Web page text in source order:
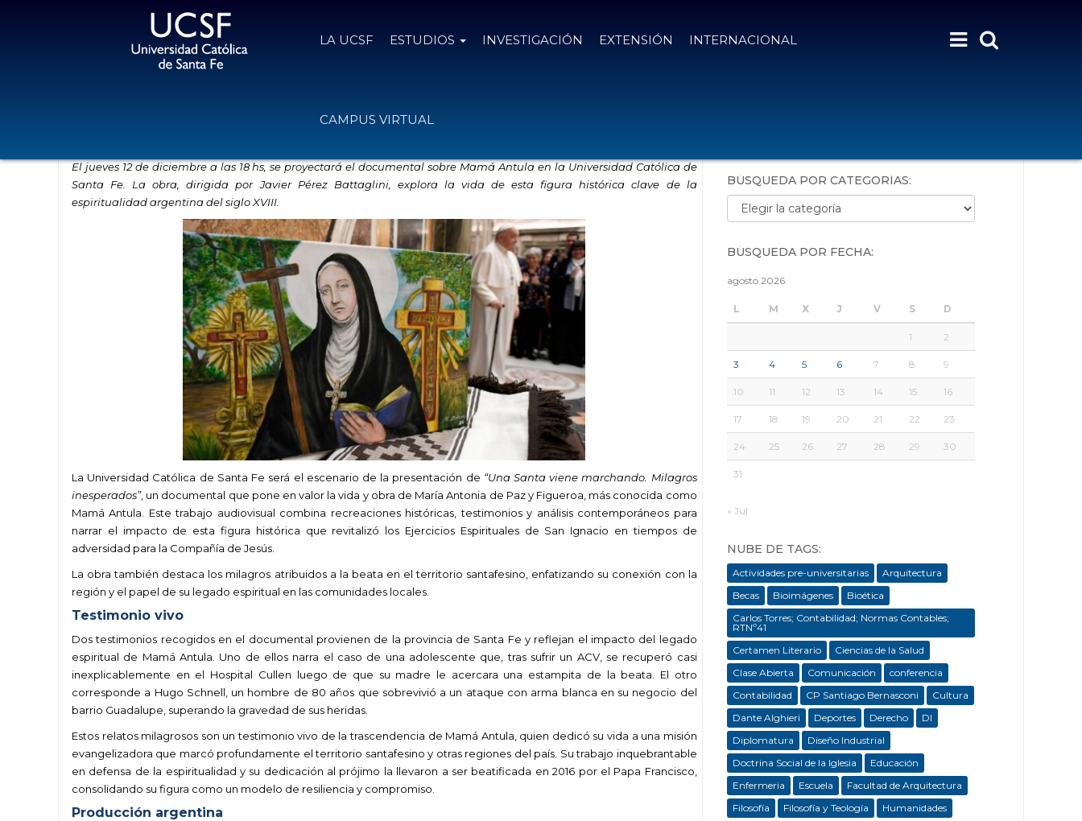
LA UCSF ESTUDIOS INVESTIGACIÓN EXTENSIÓN INTERNACIONAL
CAMPUS VIRTUAL
El jueves 12 de diciembre a las 18 hs, se proyectará el documental sobre Mamá Antula en la Universidad Católica de
Santa Fe. La obra, dirigida por Javier Pérez Battaglini, explora la vida de esta figura histórica clave de la
espiritualidad argentina del siglo XVIII.
La Universidad Católica de Santa Fe será el escenario de la presentación de “Una Santa viene marchando. Milagros
inesperados”, un documental que pone en valor la vida y obra de María Antonia de Paz y Figueroa, más conocida como
Mamá Antula. Este trabajo audiovisual combina recreaciones históricas, testimonios y análisis contemporáneos para
narrar el impacto de esta figura histórica que revitalizó los Ejercicios Espirituales de San Ignacio en tiempos de
adversidad para la Compañía de Jesús.
La obra también destaca los milagros atribuidos a la beata en el territorio santafesino, enfatizando su conexión con la
región y el papel de su legado espiritual en las comunidades locales.
Testimonio vivo
Dos testimonios recogidos en el documental provienen de la provincia de Santa Fe y reflejan el impacto del legado
espiritual de Mamá Antula. Uno de ellos narra el caso de una adolescente que, tras sufrir un ACV, se recuperó casi
inexplicablemente en el Hospital Cullen luego de que su madre le acercara una estampita de la beata. El otro
corresponde a Hugo Schnell, un hombre de 80 años que sobrevivió a un ataque con arma blanca en su negocio del
barrio Guadalupe, superando la gravedad de sus heridas.
Estos relatos milagrosos son un testimonio vivo de la trascendencia de Mamá Antula, quien dedicó su vida a una misión
evangelizadora que marcó profundamente el territorio santafesino y otras regiones del país. Su trabajo inquebrantable
en defensa de la espiritualidad y su dedicación al prójimo la llevaron a ser beatificada en 2016 por el Papa Francisco,
consolidando su figura como un modelo de resiliencia y compromiso.
Producción argentina
BÚSQUEDA POR CATEGORÍAS:
Búsqueda por categorías:
BÚSQUEDA POR FECHA:
agosto 2026
L M X J V S D
1 2
3 4 5 6 7 8 9
10 11 12 13 14 15 16
17 18 19 20 21 22 23
24 25 26 27 28 29 30
31
« Jul
NUBE DE TAGS:
Actividades pre-universitarias
Arquitectura
Becas
Bioimágenes
Bioética
Carlos Torres; Contabilidad; Normas Contables;
RTNº41
Certamen Literario
Ciencias de la Salud
Clase Abierta
Comunicación
conferencia
Contabilidad
CP Santiago Bernasconi
Cultura
Dante Alghieri
Deportes Derecho
DI
Diplomatura
Diseño Industrial
Doctrina Social de la Iglesia
Educación
Enfermeria
Escuela
Facultad de Arquitectura
Filosofía
Filosofía y Teología
Humanidades